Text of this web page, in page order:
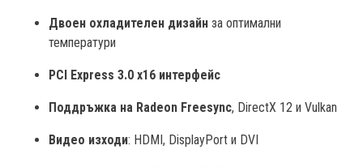
Двоен охладителен дизайн за оптимални
температури
PCI Express 3.0 x16 интерфейс
Поддръжка на Radeon Freesync, DirectX 12 и Vulkan
Видео изходи: HDMI, DisplayPort и DVI